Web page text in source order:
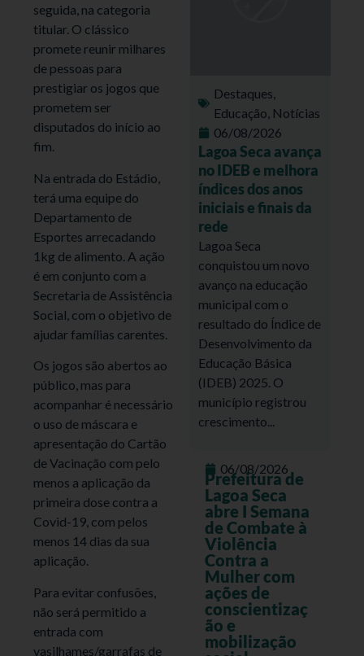
seguida, na categoria
titular. O clássico
promete reunir milhares
de pessoas para
prestigiar os jogos que
prometem ser
disputados do início ao
fim.
Na entrada do Estádio,
terá uma equipe do
Departamento de
Esportes arrecadando
1kg de alimento. A ação
é em conjunto com a
Secretaria de Assistência
Social, com o objetivo de
ajudar famílias carentes.
Os jogos são abertos ao
público, mas para
acompanhar é necessário
o uso de máscara e
apresentação do Cartão
de Vacinação com pelo
menos a aplicação da
primeira dose contra a
Covid-19, com pelos
menos 14 dias da sua
aplicação.
Para evitar confusões,
não será permitido a
entrada com
vasilhames/garrafas de
Destaques,
Educação, Notícias
06/08/2026
Lagoa Seca avança
no IDEB e melhora
índices dos anos
iniciais e finais da
rede
Lagoa Seca
conquistou um novo
avanço na educação
municipal com o
resultado do Índice de
Desenvolvimento da
Educação Básica
(IDEB) 2025. O
município registrou
crescimento...
06/08/2026
Prefeitura de
Lagoa Seca
abre I Semana
de Combate à
Violência
Contra a
Mulher com
ações de
conscientizaç
ão e
mobilização